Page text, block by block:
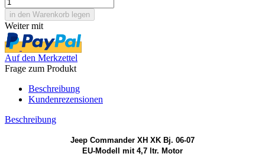
Weiter mit
Auf den Merkzettel
Frage zum Produkt
Beschreibung
Kundenrezensionen
Beschreibung
Jeep Commander XH XK Bj. 06-07
EU-Modell mit 4,7 ltr. Motor